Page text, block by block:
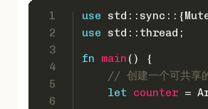
1
2
3
4
5
6
use
use std::thread;
fn
main () {
// 创建一个可共享
let
counter =